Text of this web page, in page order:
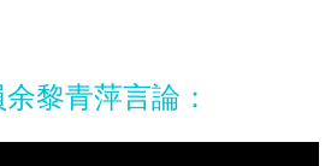
黎青萍言論：